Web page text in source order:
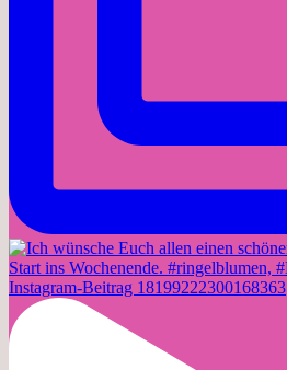
Instagram-Beitrag 18199222300168363